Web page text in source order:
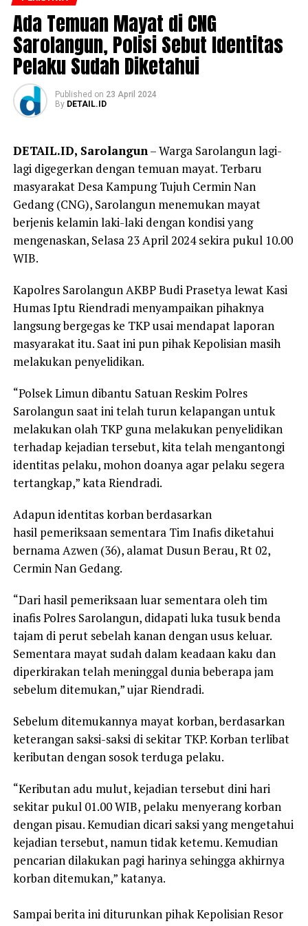
Ada Temuan Mayat di CNG
Sarolangun, Polisi Sebut Identitas
Pelaku Sudah Diketahui
Published on 23 April 2024
By DETAIL.ID
DETAIL.ID, Sarolangun– Warga Sarolangun lagi-
lagi digegerkan dengan temuan mayat. Terbaru
masyarakat Desa Kampung Tujuh Cermin Nan
Gedang (CNG), Sarolangun menemukan mayat
berjenis kelamin laki-laki dengan kondisi yang
mengenaskan, Selasa 23 April 2024 sekira pukul 10.00
WIB.
Kapolres Sarolangun AKBP Budi Prasetya lewatKasi
Humas Iptu Riendradi menyampaikan pihaknya
langsung bergegas ke TKP usai mendapat laporan
masyarakat itu. Saat ini pun pihak Kepolisian masih
melakukan penyelidikan.
“Polsek Limun dibantu Satuan Reskim Polres
Sarolangun saat ini telah turun kelapangan untuk
melakukan olah TKP guna melakukan penyelidikan
terhadap kejadian tersebut, kita telah mengantongi
identitas pelaku, mohon doanya agar pelaku segera
tertangkap,” kata Riendradi.
Adapun identitas korban berdasarkan
hasil pemeriksaan sementara Tim Inafis diketahui
bernama Azwen (36), alamat Dusun Berau, Rt 02,
Cermin Nan Gedang.
“Dari hasil pemeriksaan luar sementara oleh tim
inafis Polres Sarolangun, didapati luka tusuk benda
tajam di perut sebelah kanan dengan usus keluar.
Sementara mayat sudah dalam keadaan kaku dan
diperkirakan telah meninggal dunia beberapa jam
sebelum ditemukan,” ujar Riendradi.
Sebelum ditemukannya mayat korban, berdasarkan
keterangan saksi-saksi di sekitar TKP. Korban terlibat
keributan dengan sosok terduga pelaku.
“Keributan adu mulut, kejadian tersebut dini hari
sekitar pukul 01.00 WIB, pelaku menyerang korban
dengan pisau. Kemudian dicari saksi yang mengetahui
kejadian tersebut, namun tidak ketemu. Kemudian
pencarian dilakukan pagi harinya sehingga akhirnya
korban ditemukan,” katanya.
Sampai berita ini diturunkan pihak Kepolisian Resor